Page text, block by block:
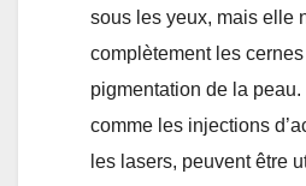
sous les yeux, mais elle
complètement les
pigmentation de la peau.
comme les injections
les lasers, peuvent être